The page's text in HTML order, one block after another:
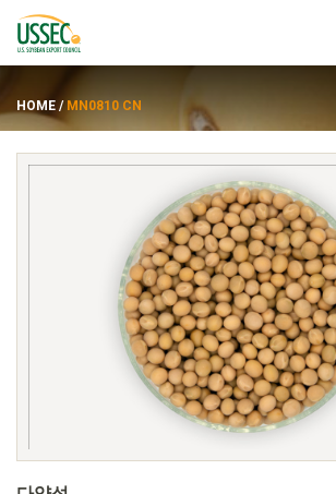
ENGLISH
HOME / MN0810 CN